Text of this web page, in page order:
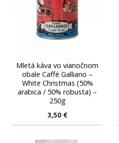
Mletá káva vo vianočnom
obale Caffé Galliano –
White Christmas (50%
arabica / 50% robusta) –
250g
3,50 €